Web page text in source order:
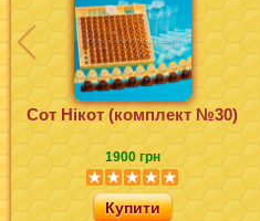
Сот Нікот (комплект №30)
1900 грн
Купити